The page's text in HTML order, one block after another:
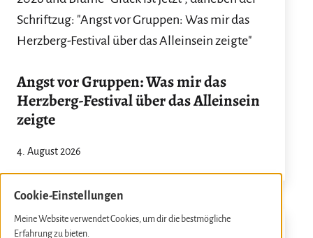
Angst vor Gruppen: Was mir das
Herzberg-Festival über das Alleinsein
zeigte
4. August 2026
Cookie-Einstellungen
Meine Website verwendet Cookies, um dir die bestmögliche
Erfahrung zu bieten.